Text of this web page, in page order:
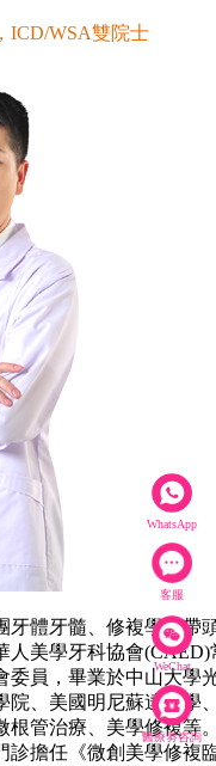
WhatsApp
客服
WeChat
醫療劵咨詢
WSA雙院士
體牙髓、修複學科帶
人美學牙科協會(CAED)
委員，畢業於中山大學
院、美國明尼蘇達大學
管治療、美學修複等
診擔任《微創美學修複